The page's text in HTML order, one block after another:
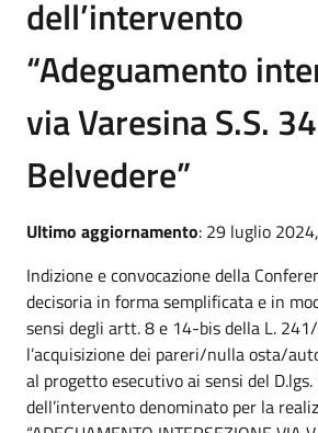
dell’intervento
“Adeguamento
via Varesina S.S.
Belvedere”
Ultimo aggiornamento: 29 luglio
Indizione e convocazione della
decisoria in forma semplificata e in
sensi degli artt. 8 e 14-bis della L.
l’acquisizione dei pareri/nulla osta/
al progetto esecutivo ai sensi del
dell’intervento denominato per la